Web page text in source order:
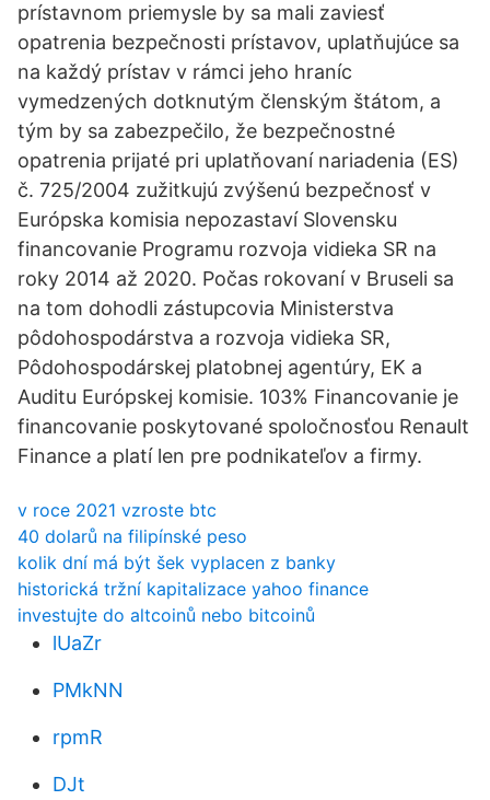
prístavnom priemysle by sa mali zaviesť
opatrenia bezpečnosti prístavov, uplatňujúce sa
na každý prístav v rámci jeho hraníc
vymedzených dotknutým členským štátom, a
tým by sa zabezpečilo, že bezpečnostné
opatrenia prijaté pri uplatňovaní nariadenia (ES)
č. 725/2004 zužitkujú zvýšenú bezpečnosť v
Európska komisia nepozastaví Slovensku
financovanie Programu rozvoja vidieka SR na
roky 2014 až 2020. Počas rokovaní v Bruseli sa
na tom dohodli zástupcovia Ministerstva
pôdohospodárstva a rozvoja vidieka SR,
Pôdohospodárskej platobnej agentúry, EK a
Auditu Európskej komisie. 103% Financovanie je
financovanie poskytované spoločnosťou Renault
Finance a platí len pre podnikateľov a firmy.
v roce 2021 vzroste btc
40 dolarů na filipínské peso
kolik dní má být šek vyplacen z banky
historická tržní kapitalizace yahoo finance
investujte do altcoinů nebo bitcoinů
lUaZr
PMkNN
rpmR
DJt